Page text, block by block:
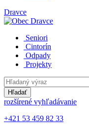
Dravce
Seniori
Cintorín
Odpady
Projekty
Hľadať
rozšírené vyhľadávanie
+421 53 459 82 33